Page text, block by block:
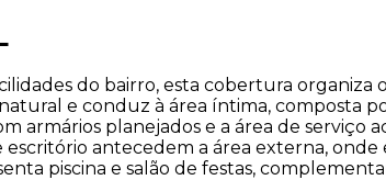
do bairro, esta cobertura
e conduz à área íntima, composta
armários planejados e a área de
antecedem a área externa,
piscina e salão de festas,